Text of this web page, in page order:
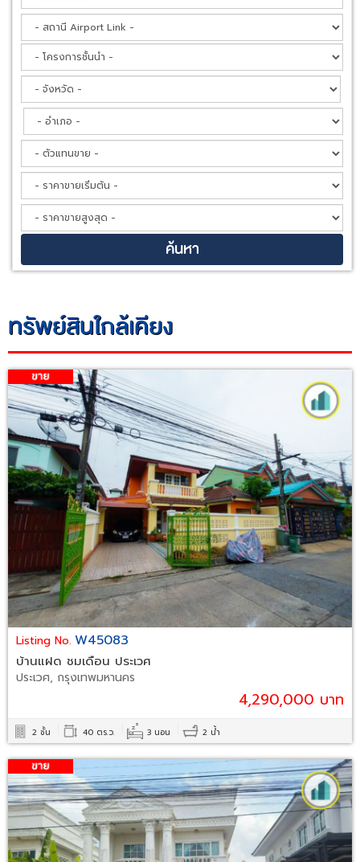
ทรัพย์สินใกล้เคียง
Listing No. W45083
บ้านแฝด ชมเดือน ประเวศ
ประเวศ, กรุงเทพมหานคร
4,290,000 บาท
2 ชั้น 40 ตร.ว. 3 นอน 2 น้ำ